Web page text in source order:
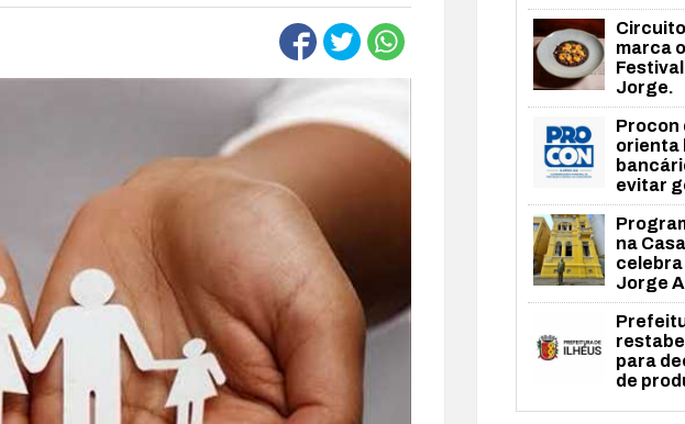
marca
Jorge.
Procon
orienta
evitar
na
celebra
Jorge
para
de